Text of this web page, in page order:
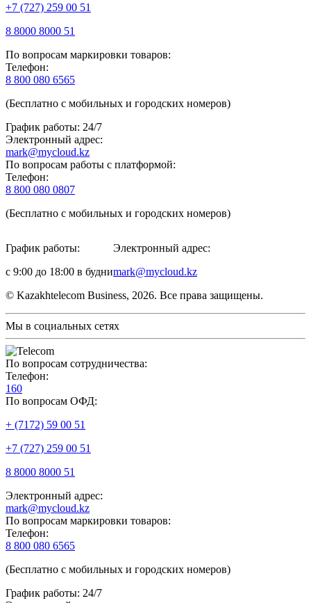
+7 (727) 259 00 51
8 8000 8000 51
По вопросам маркировки товаров:
Телефон:
8 800 080 6565
(Бесплатно с мобильных и городских номеров)
График работы: 24/7
Электронный адрес:
mark@mycloud.kz
По вопросам работы с платформой:
Телефон:
8 800 080 0807
(Бесплатно с мобильных и городских номеров)
График работы:
с 9:00 до 18:00 в будни
Электронный адрес:
mark@mycloud.kz
© Kazakhtelecom Business, 2026. Все права защищены.
Мы в социальных сетях
По вопросам сотрудничества:
Телефон:
160
По вопросам ОФД:
+ (7172) 59 00 51
+7 (727) 259 00 51
8 8000 8000 51
Электронный адрес:
mark@mycloud.kz
По вопросам маркировки товаров:
Телефон:
8 800 080 6565
(Бесплатно с мобильных и городских номеров)
График работы: 24/7